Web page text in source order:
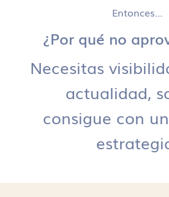
Entonces…
¿Por qué no
Necesitas
actualidad,
consigue con